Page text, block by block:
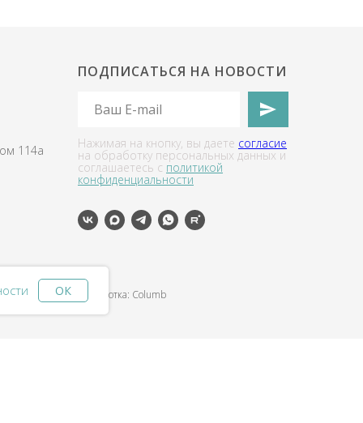
ОК
114а
ПОДПИСАТЬСЯ НА НОВОСТИ
Нажимая на кнопку, вы даете согласие
на обработку персональных данных и
соглашаетесь c политикой
конфиденциальности
разработка: Columb